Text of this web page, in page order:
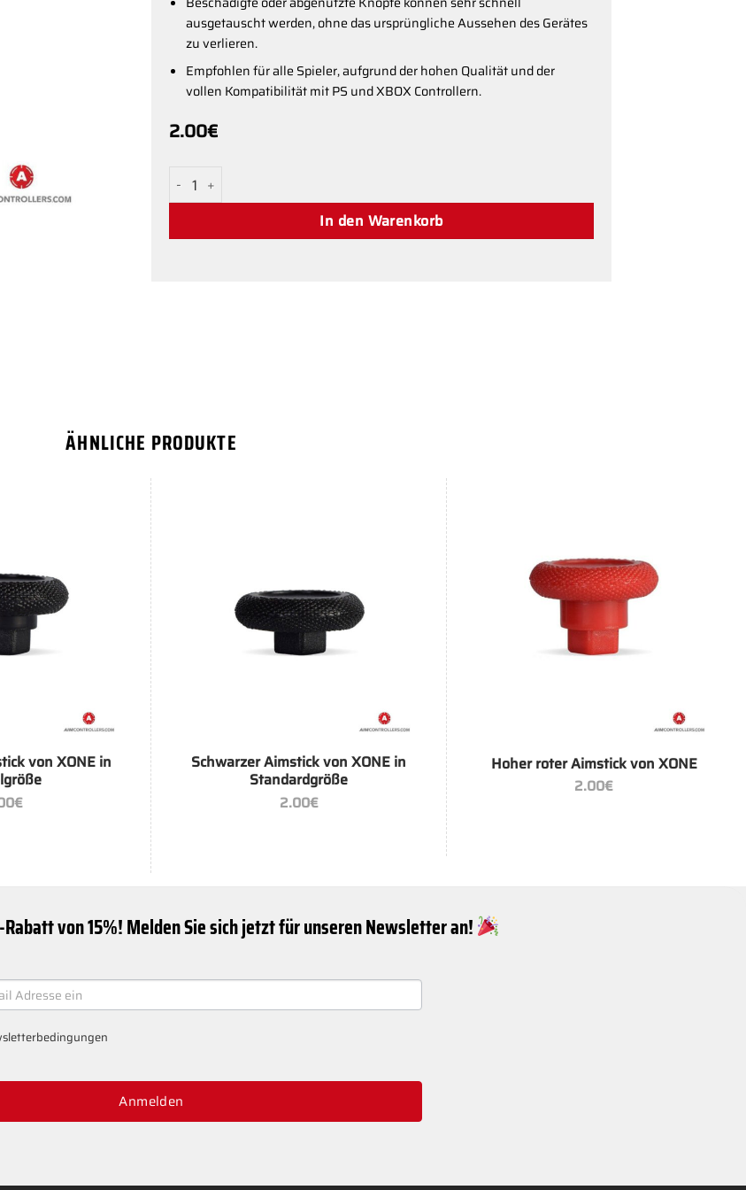
ausgetauscht werden, ohne das ursprüngliche Aussehen des Gerätes
zu verlieren.
Empfohlen für alle Spieler, aufgrund der hohen Qualität und der
vollen Kompatibilität mit PS und XBOX Controllern.
2.00€
Grüner Aimstick von XONE in Standardgröße Menge
In den Warenkorb
ÄHNLICHE PRODUKTE
von XONE in
€
Schwarzer Aimstick von XONE in
Standardgröße
2.00€
Hoher roter Aimstick von XONE
2.00€
von 15%! Melden Sie sich jetzt für unseren Newsletter an!
Anmelden